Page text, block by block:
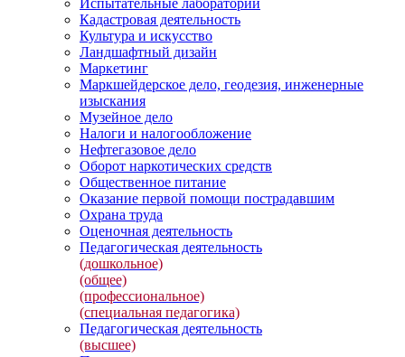
Испытательные лаборатории
Кадастровая деятельность
Культура и искусство
Ландшафтный дизайн
Маркетинг
Маркшейдерское дело, геодезия, инженерные
изыскания
Музейное дело
Налоги и налогообложение
Нефтегазовое дело
Оборот наркотических средств
Общественное питание
Оказание первой помощи пострадавшим
Охрана труда
Оценочная деятельность
Педагогическая деятельность
(дошкольное)
(общее)
(профессиональное)
(специальная педагогика)
Педагогическая деятельность
(высшее)